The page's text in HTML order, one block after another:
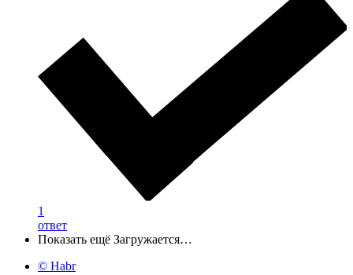
1
ответ
Показать ещё Загружается…
© Habr